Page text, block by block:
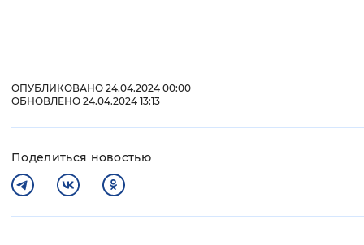
Включены
Звуковой ассистент
Воспроизвести
Вернуть стандартные настройки
ОПУБЛИКОВАНО 24.04.2024 00:00
ОБНОВЛЕНО 24.04.2024 13:13
Поделиться новостью